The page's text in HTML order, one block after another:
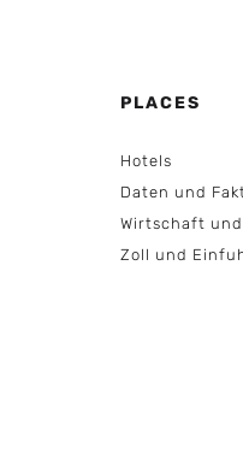
PLACES
Hotels
Daten und
Wirtschaft
Zoll und